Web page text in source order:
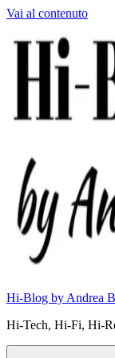
Vai al contenuto
Hi-Blog by Andrea
Hi-Tech, Hi-Fi, Hi-